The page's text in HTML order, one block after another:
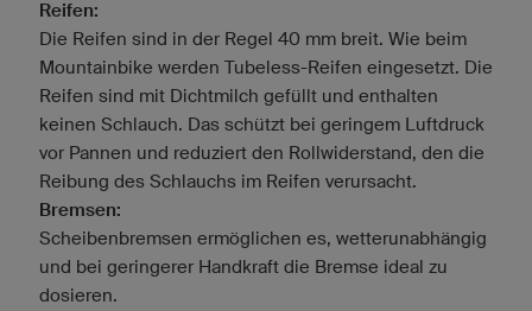
Reifen:
Die Reifen sind in der Regel 40 mm breit. Wie beim
Mountainbike werden Tubeless-Reifen eingesetzt. Die
Reifen sind mit Dichtmilch gefüllt und enthalten
keinen Schlauch. Das schützt bei geringem Luftdruck
vor Pannen und reduziert den Rollwiderstand, den die
Reibung des Schlauchs im Reifen verursacht.
Bremsen:
Scheibenbremsen ermöglichen es, wetterunabhängig
und bei geringerer Handkraft die Bremse ideal zu
dosieren.